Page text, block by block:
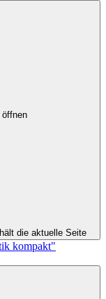
öffnen
die aktuelle Seite
kompakt"